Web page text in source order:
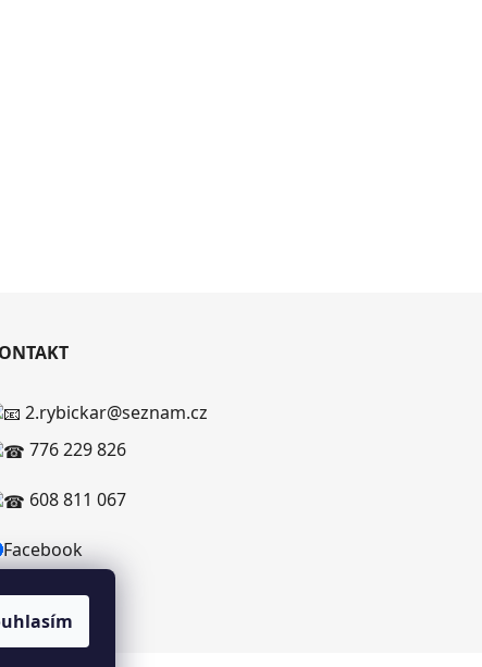
2.rybickar@seznam.cz
776 229 826
608 811 067
Facebook